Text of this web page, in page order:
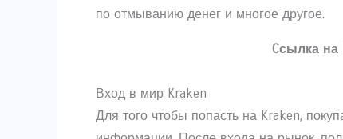
по отмыванию денег и многое другое.
Cсылка на
Вход в мир Kraken
Для того чтобы попасть на Kraken,